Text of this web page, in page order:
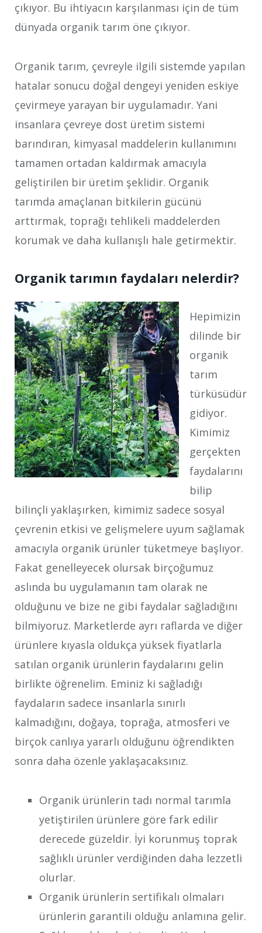
çıkıyor. Bu ihtiyacın karşılanması için de tüm
dünyada organik tarım öne çıkıyor.
Organik tarım, çevreyle ilgili sistemde yapılan
hatalar sonucu doğal dengeyi yeniden eskiye
çevirmeye yarayan bir uygulamadır. Yani
insanlara çevreye dost üretim sistemi
barındıran, kimyasal maddelerin kullanımını
tamamen ortadan kaldırmak amacıyla
geliştirilen bir üretim şeklidir. Organik
tarımda amaçlanan bitkilerin gücünü
arttırmak, toprağı tehlikeli maddelerden
korumak ve daha kullanışlı hale getirmektir.
Organik tarımın faydaları nelerdir?
Hepimizin
dilinde bir
organik
tarım
türküsüdür
gidiyor.
Kimimiz
gerçekten
faydalarını
bilip
bilinçli yaklaşırken, kimimiz sadece sosyal
çevrenin etkisi ve gelişmelere uyum sağlamak
amacıyla organik ürünler tüketmeye başlıyor.
Fakat genelleyecek olursak birçoğumuz
aslında bu uygulamanın tam olarak ne
olduğunu ve bize ne gibi faydalar sağladığını
bilmiyoruz. Marketlerde ayrı raflarda ve diğer
ürünlere kıyasla oldukça yüksek fiyatlarla
satılan organik ürünlerin faydalarını gelin
birlikte öğrenelim. Eminiz ki sağladığı
faydaların sadece insanlarla sınırlı
kalmadığını, doğaya, toprağa, atmosferi ve
birçok canlıya yararlı olduğunu öğrendikten
sonra daha özenle yaklaşacaksınız.
Organik ürünlerin tadı normal tarımla
yetiştirilen ürünlere göre fark edilir
derecede güzeldir. İyi korunmuş toprak
sağlıklı ürünler verdiğinden daha lezzetli
olurlar.
Organik ürünlerin sertifikalı olmaları
ürünlerin garantili olduğu anlamına gelir.